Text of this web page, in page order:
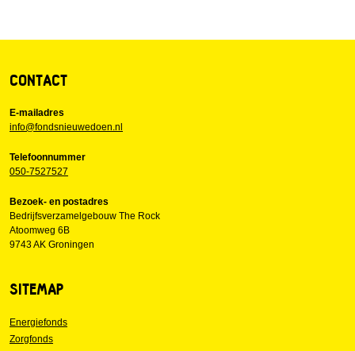
SITEMAP
Energiefonds
Zorgfonds
CONTACT
E-mailadres
info@fondsnieuwedoen.nl
Telefoonnummer
050-7527527
Bezoek- en postadres
Bedrijfsverzamelgebouw The Rock
Atoomweg 6B
9743 AK Groningen